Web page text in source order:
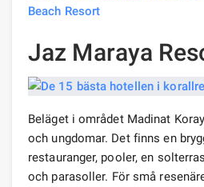
Beach Resort
Jaz Maraya
Beläget i området Madinat
och ungdomar. Det finns en
restauranger, pooler, en
och parasoller. För små